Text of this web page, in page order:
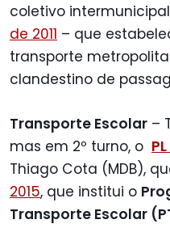
coletivo
de 2011 – que
transporte
clandestino de
Transporte Escolar –
mas em 2º turno, o
Thiago Cota (MDB),
2015, que institui o
Transporte Escolar